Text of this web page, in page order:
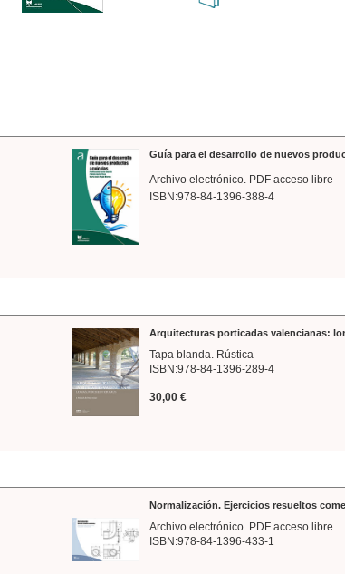
Guía para el desarrollo de nuevos
Archivo electrónico. PDF acceso libre
ISBN:978-84-1396-388-4
Arquitecturas porticadas valencianas:
Tapa blanda. Rústica
ISBN:978-84-1396-289-4
30,00 €
Normalización. Ejercicios resueltos
Archivo electrónico. PDF acceso libre
ISBN:978-84-1396-433-1